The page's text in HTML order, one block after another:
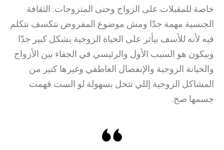
خاصة للمقبلات على الزواج وحتى المتزوجات. الثقافة
الجنسية مهمة جدّا ومش موضوع المفروض نتكسف نتكلم
فيه لأنه للأسف بيأثر على الحياة الزوجية بشكل كبير جدّا
وبيكون هو السبب الأول والرئيسي في الجفاء بين الأزواج
والخيانة الزوجية والإنفصال العاطفي وغيرها كتير من
المشاكل الزوجية إللي تتحل بسهولة لو الست فهمت
جسمها صح.